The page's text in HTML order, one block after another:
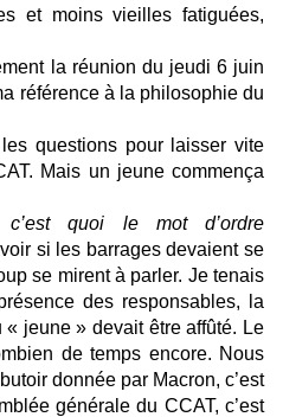
et moins vieilles fatiguées,
la réunion du jeudi 6 juin
référence à la philosophie du
questions pour laisser vite
Mais un jeune commença
quoi le mot d’ordre
si les barrages devaient se
se mirent à parler. Je tenais
des responsables, la
« jeune » devait être affûté. Le
de temps encore. Nous
donnée par Macron, c’est
générale du CCAT, c’est